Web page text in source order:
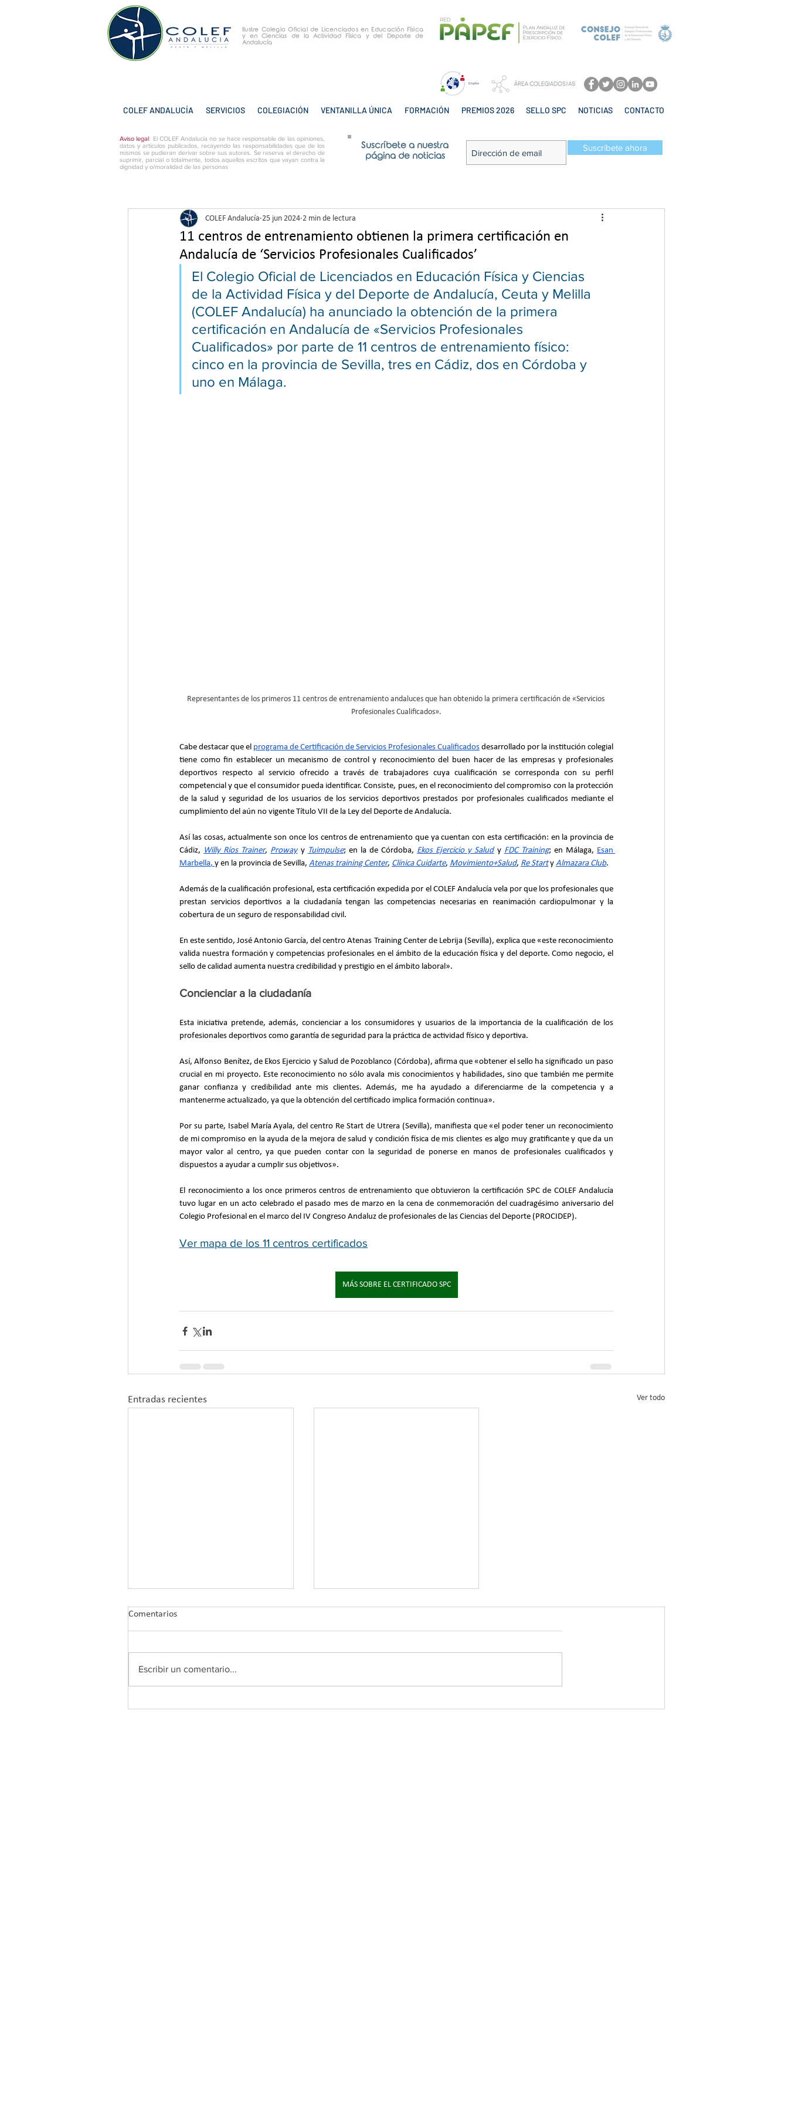
Ilustre Colegio Oficial de Licenciados en Educación Física
y en Ciencias de la Actividad Física y del Deporte de
Andalucía
COLEF ANDALUCÍA SERVICIOS COLEGIACIÓN VENTANILLA ÚNICA FORMACIÓN PREMIOS 2026 SELLO SPC NOTICIAS CONTACTO
Aviso legal: El COLEF Andalucía no se hace responsable de las opiniones,
datos y artículos publicados, recayendo las responsabilidades que de los
mismos se pudieran derivar sobre sus autores. Se reserva el derecho de
suprimir, parcial o totalmente, todos aquellos escritos que vayan contra la
dignidad y o/moralidad de las personas
Suscríbete a nuestra
página de noticias
Suscríbete ahora
11 centros de entrenamiento obtienen la primera certificación en
Andalucía de ‘Servicios Profesionales Cualificados’
COLEF Andalucía 25 jun 2024 2 min de lectura
El Colegio Oficial de Licenciados en Educación Física y Ciencias
de la Actividad Física y del Deporte de Andalucía, Ceuta y Melilla
(COLEF Andalucía) ha anunciado la obtención de la primera
certificación en Andalucía de «Servicios Profesionales
Cualificados» por parte de 11 centros de entrenamiento físico:
cinco en la provincia de Sevilla, tres en Cádiz, dos en Córdoba y
uno en Málaga.
Representantes de los primeros 11 centros de entrenamiento andaluces que han obtenido la primera certificación de «Servicios
Profesionales Cualificados».
Cabe destacar que el programa de Certificación de Servicios Profesionales Cualificados desarrollado por la institución colegial
tiene como fin establecer un mecanismo de control y reconocimiento del buen hacer de las empresas y profesionales
deportivos respecto al servicio ofrecido a través de trabajadores cuya cualificación se corresponda con su perfil
competencial y que el consumidor pueda identificar. Consiste, pues, en el reconocimiento del compromiso con la protección
de la salud y seguridad de los usuarios de los servicios deportivos prestados por profesionales cualificados mediante el
cumplimiento del aún no vigente Título VII de la Ley del Deporte de Andalucía.
Así las cosas, actualmente son once los centros de entrenamiento que ya cuentan con esta certificación: en la provincia de
Cádiz, Willy Ríos Trainer, Proway y Tuimpulse; en la de Córdoba, Ekos Ejercicio y Salud y FDC Training; en Málaga, Esan
Marbella, y en la provincia de Sevilla, Atenas training Center, Clínica Cuidarte, Movimiento+Salud, Re Start y Almazara Club.
Además de la cualificación profesional, esta certificación expedida por el COLEF Andalucía vela por que los profesionales que
prestan servicios deportivos a la ciudadanía tengan las competencias necesarias en reanimación cardiopulmonar y la
cobertura de un seguro de responsabilidad civil.
En este sentido, José Antonio García, del centro Atenas Training Center de Lebrija (Sevilla), explica que «este reconocimiento
valida nuestra formación y competencias profesionales en el ámbito de la educación física y del deporte. Como negocio, el
sello de calidad aumenta nuestra credibilidad y prestigio en el ámbito laboral».
Concienciar a la ciudadanía
Esta iniciativa pretende, además, concienciar a los consumidores y usuarios de la importancia de la cualificación de los
profesionales deportivos como garantía de seguridad para la práctica de actividad físico y deportiva.
Así, Alfonso Benítez, de Ekos Ejercicio y Salud de Pozoblanco (Córdoba), afirma que «obtener el sello ha significado un paso
crucial en mi proyecto. Este reconocimiento no sólo avala mis conocimientos y habilidades, sino que también me permite
ganar confianza y credibilidad ante mis clientes. Además, me ha ayudado a diferenciarme de la competencia y a
mantenerme actualizado, ya que la obtención del certificado implica formación continua».
Por su parte, Isabel María Ayala, del centro Re Start de Utrera (Sevilla), manifiesta que «el poder tener un reconocimiento
de mi compromiso en la ayuda de la mejora de salud y condición física de mis clientes es algo muy gratificante y que da un
mayor valor al centro, ya que pueden contar con la seguridad de ponerse en manos de profesionales cualificados y
dispuestos a ayudar a cumplir sus objetivos».
El reconocimiento a los once primeros centros de entrenamiento que obtuvieron la certificación SPC de COLEF Andalucía
tuvo lugar en un acto celebrado el pasado mes de marzo en la cena de conmemoración del cuadragésimo aniversario del
Colegio Profesional en el marco del IV Congreso Andaluz de profesionales de las Ciencias del Deporte (PROCIDEP).
Ver mapa de los 11 centros certificados
MÁS SOBRE EL CERTIFICADO SPC
Entradas recientes Ver todo
Comentarios
Escribir un comentario...